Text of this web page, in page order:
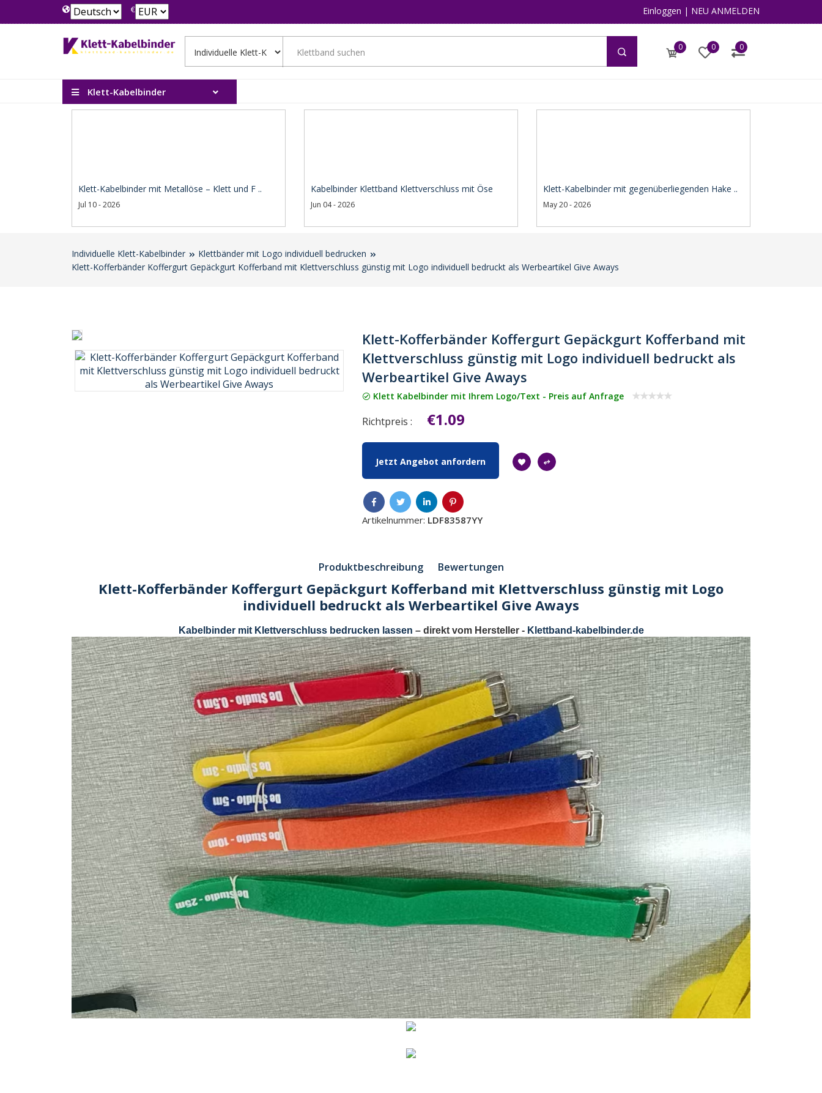
€ Einloggen | NEU ANMELDEN
0 0 0
Klett-Kabelbinder
Klett-Kabelbinder mit Metallöse – Klett und F ..
Jul 10 - 2026
Kabelbinder Klettband Klettverschluss mit Öse
Jun 04 - 2026
Klett-Kabelbinder mit gegenüberliegenden Hake ..
May 20 - 2026
Individuelle Klett-Kabelbinder
Klettbänder mit Logo individuell bedrucken
Klett-Kofferbänder Koffergurt Gepäckgurt Kofferband mit Klettverschluss günstig mit Logo individuell bedruckt als Werbeartikel Give Aways
Klett-Kofferbänder Koffergurt Gepäckgurt Kofferband mit
Klettverschluss günstig mit Logo individuell bedruckt als
Werbeartikel Give Aways
Klett Kabelbinder mit Ihrem Logo/Text - Preis auf Anfrage
Richtpreis : €1.09
Jetzt Angebot anfordern
Artikelnummer: LDF83587YY
Produktbeschreibung Bewertungen
Klett-Kofferbänder Koffergurt Gepäckgurt Kofferband mit Klettverschluss günstig mit Logo
individuell bedruckt als Werbeartikel Give Aways
Kabelbinder mit Klettverschluss bedrucken lassen – direkt vom Hersteller - Klettband-kabelbinder.de